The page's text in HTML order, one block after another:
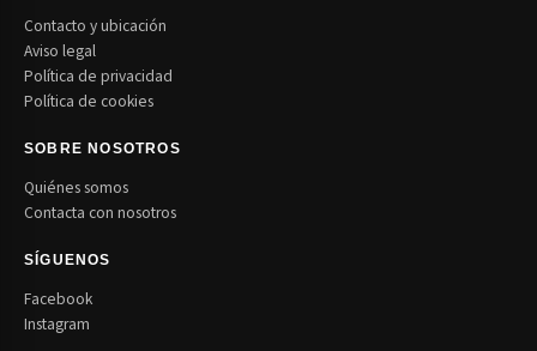
Contacto y ubicación
Aviso legal
Política de privacidad
Política de cookies
SOBRE NOSOTROS
Quiénes somos
Contacta con nosotros
SÍGUENOS
Facebook
Instagram